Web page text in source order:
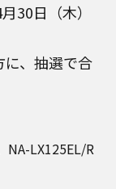
30日（木）
に、抽選で合
NA-LX125EL/R